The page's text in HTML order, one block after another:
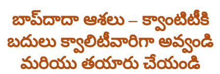
బాప్‌దాదా ఆశలు – క్వాంటిటీకి
బదులు క్వాలిటీవారిగా అవ్వండి
మరియు తయారు చేయండి